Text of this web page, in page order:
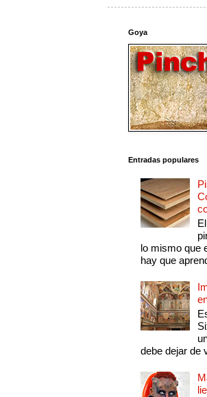
Goya
Entradas populares
lo mismo que
hay que
debe dejar de